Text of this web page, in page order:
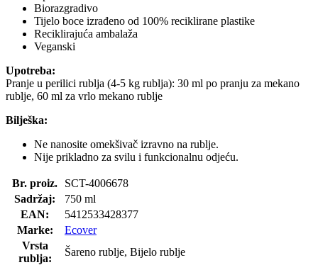
Biorazgradivo
Tijelo boce izrađeno od 100% reciklirane plastike
Reciklirajuća ambalaža
Veganski
Upotreba:
Pranje u perilici rublja (4-5 kg ​​rublja): 30 ml po pranju za mekano
rublje, 60 ml za vrlo mekano rublje
Bilješka:
Ne nanosite omekšivač izravno na rublje.
Nije prikladno za svilu i funkcionalnu odjeću.
Br. proiz.
SCT-4006678
Sadržaj:
750 ml
EAN:
5412533428377
Marke:
Ecover
Vrsta
rublja:
Šareno rublje, Bijelo rublje